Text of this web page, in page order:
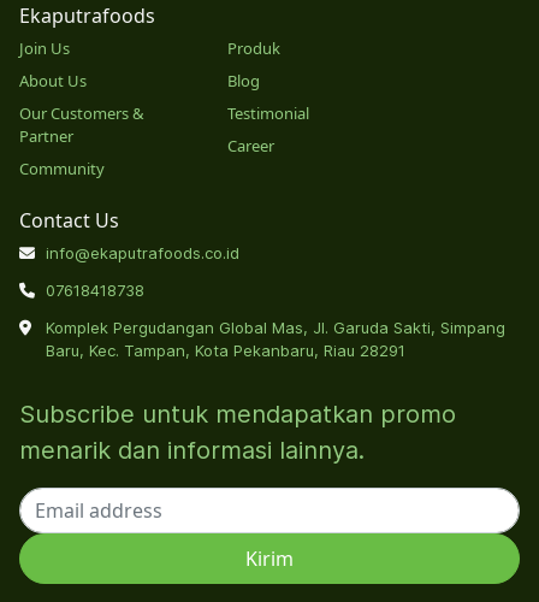
Ekaputrafoods
Join Us
About Us
Our Customers &
Partner
Community
Produk
Blog
Testimonial
Career
Contact Us
info@ekaputrafoods.co.id
07618418738
Komplek Pergudangan Global Mas, Jl. Garuda Sakti, Simpang
Baru, Kec. Tampan, Kota Pekanbaru, Riau 28291
Subscribe untuk mendapatkan promo
menarik dan informasi lainnya.